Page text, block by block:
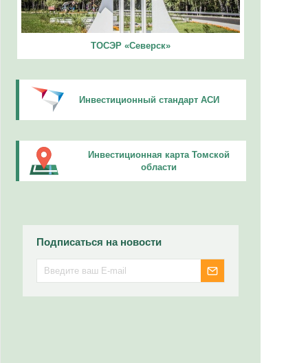
ТОСЭР «Северск»
Инвестиционный стандарт АСИ
Инвестиционная карта Томской
области
Подписаться на новости